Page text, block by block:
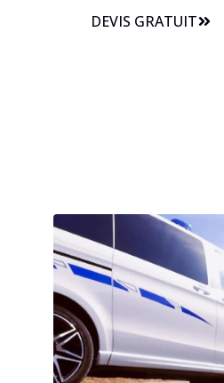
DEVIS GRATUIT